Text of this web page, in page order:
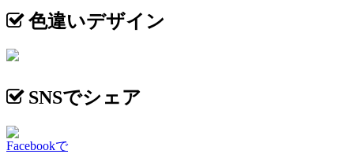
色違いデザイン
SNSでシェア
Facebookで